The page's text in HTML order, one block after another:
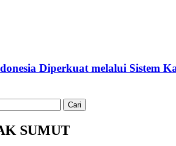
Diperkuat melalui Sistem
SUMUT